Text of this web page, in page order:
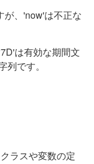
が、'now'は不正な
は有効な期間文
です。
ラスや変数の定